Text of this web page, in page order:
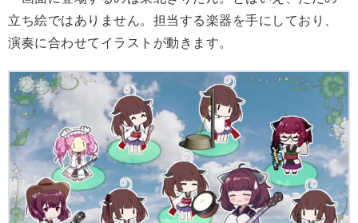
立ち絵ではありません。担当する楽器を手にしており、
演奏に合わせてイラストが動きます。